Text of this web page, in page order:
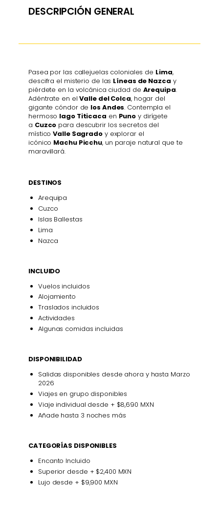
DESCRIPCIÓN GENERAL
Pasea por las callejuelas coloniales de Lima,
descifra el misterio de las Líneas de Nazca y
piérdete en la volcánica ciudad de Arequipa.
Adéntrate en elValle del Colca, hogar del
gigante cóndor de los Andes. Contempla el
hermoso lago Titicaca en Puno y dirígete
a Cuzco para descubrir los secretos del
místicoValle Sagradoy explorar el
icónico Machu Picchu, un paraje natural que te
maravillará.
DESTINOS
Arequipa
Cuzco
Islas Ballestas
Lima
Nazca
INCLUIDO
Vuelos incluidos
Alojamiento
Traslados incluidos
Actividades
Algunas comidas incluidas
DISPONIBILIDAD
Salidas disponibles desde ahora y hasta Marzo
2026
Viajes en grupo disponibles
Viaje individual desde + $8,690 MXN
Añade hasta 3 noches más
CATEGORÍAS DISPONIBLES
Encanto Incluido
Superior desde + $2,400 MXN
Lujo desde + $9,900 MXN